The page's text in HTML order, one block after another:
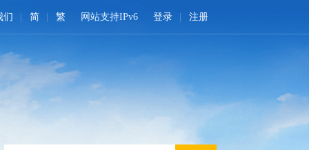
登录 注册
网站支持IPv6
们 简 繁